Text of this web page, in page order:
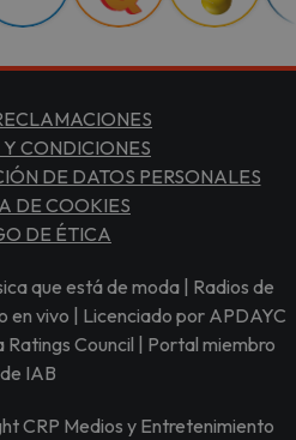
CONDICIONES
DE DATOS PERSONALES
DE COOKIES
DE ÉTICA
que está de moda | Radios de
en vivo | Licenciado por APDAYC
Ratings Council | Portal miembro
de IAB
CRP Medios y Entretenimiento